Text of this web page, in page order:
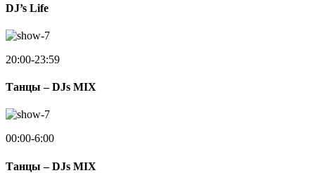
DJ’s Life
20:00-23:59
Танцы – DJs MIX
00:00-6:00
Танцы – DJs MIX